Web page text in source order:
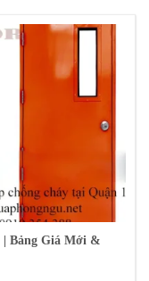
| Bảng Giá Mới &